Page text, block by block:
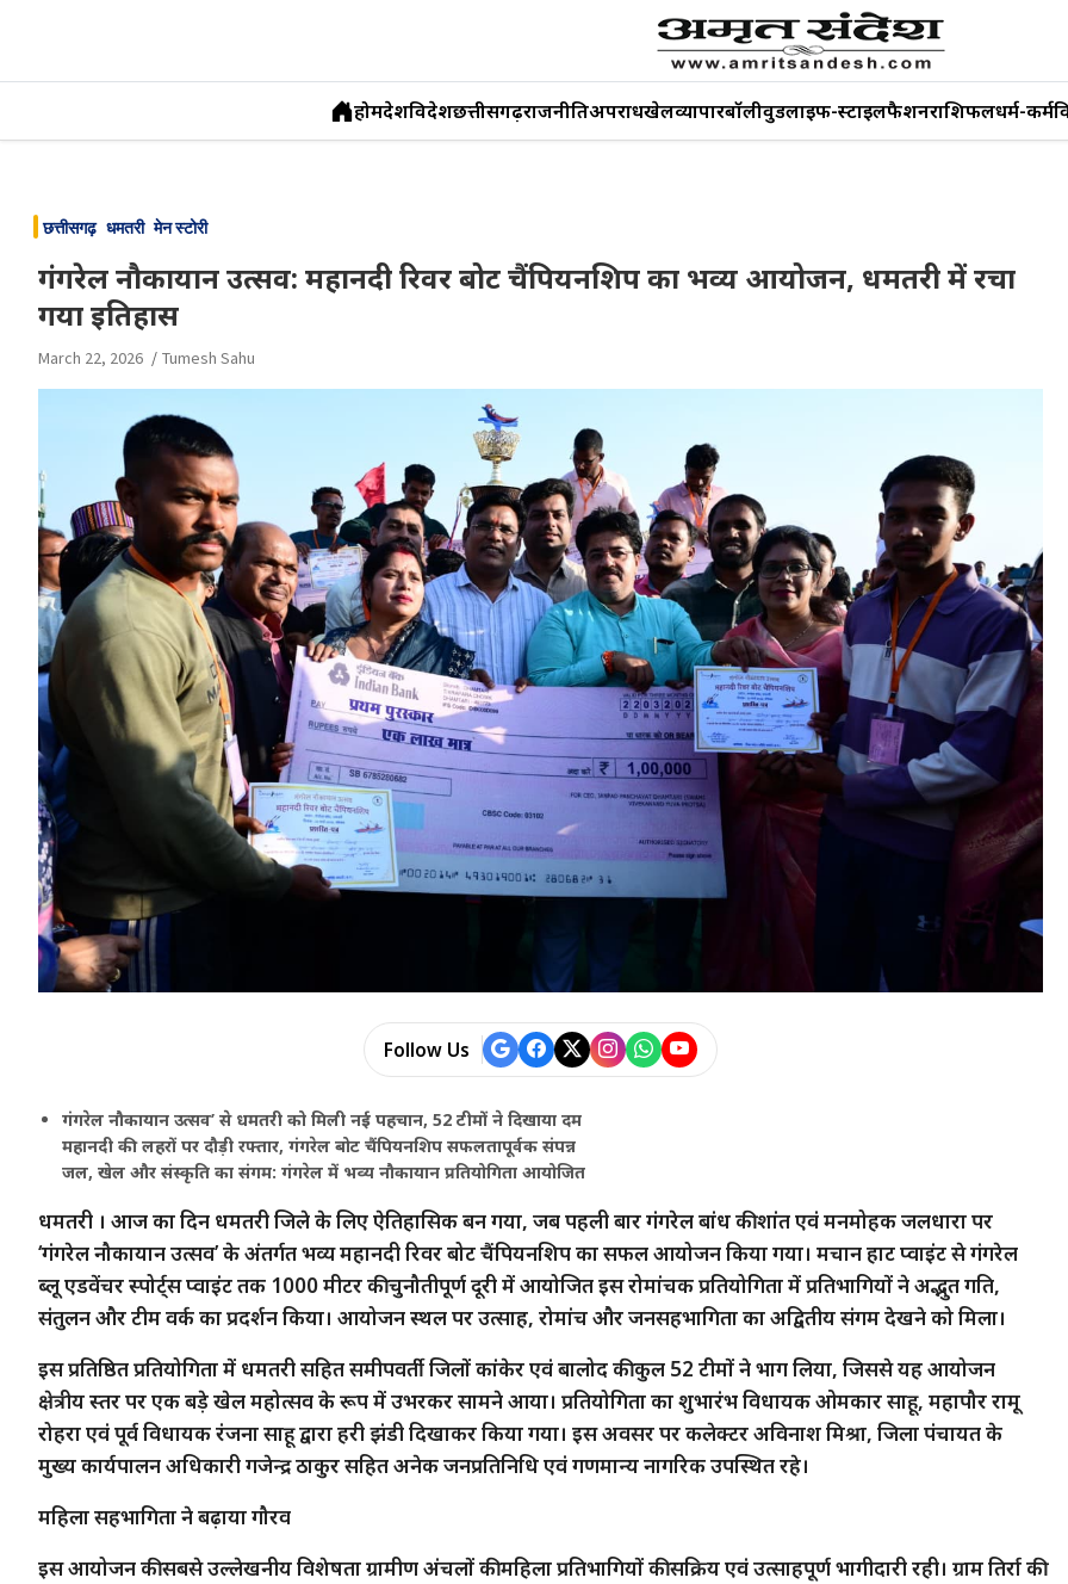
content
होमदेशविदेशछत्तीसगढ़राजनीतिअपराधखेलव्यापारबॉलीवुडलाइफ-स्टाइलफैशनराशिफलधर्म-कर्म
छत्तीसगढ़ धमतरी मेन स्टोरी
गंगरेल नौकायान उत्सव: महानदी रिवर बोट चैंपियनशिप का भव्य आयोजन, धमतरी में रचा
गया इतिहास
March 22, 2026 Tumesh Sahu
Follow Us
गंगरेल नौकायान उत्सव’ से धमतरी को मिली नई पहचान, 52 टीमों ने दिखाया दम
महानदी की लहरों पर दौड़ी रफ्तार, गंगरेल बोट चैंपियनशिप सफलतापूर्वक संपन्न
जल, खेल और संस्कृति का संगम: गंगरेल में भव्य नौकायान प्रतियोगिता आयोजित
धमतरी । आज का दिन धमतरी जिले के लिए ऐतिहासिक बन गया, जब पहली बार गंगरेल बांध की शांत एवं मनमोहक जलधारा पर
‘गंगरेल नौकायान उत्सव’ के अंतर्गत भव्य महानदी रिवर बोट चैंपियनशिप का सफल आयोजन किया गया। मचान हाट प्वाइंट से गंगरेल
ब्लू एडवेंचर स्पोर्ट्स प्वाइंट तक 1000 मीटर की चुनौतीपूर्ण दूरी में आयोजित इस रोमांचक प्रतियोगिता में प्रतिभागियों ने अद्भुत गति,
संतुलन और टीम वर्क का प्रदर्शन किया। आयोजन स्थल पर उत्साह, रोमांच और जनसहभागिता का अद्वितीय संगम देखने को मिला।
इस प्रतिष्ठित प्रतियोगिता में धमतरी सहित समीपवर्ती जिलों कांकेर एवं बालोद की कुल 52 टीमों ने भाग लिया, जिससे यह आयोजन
क्षेत्रीय स्तर पर एक बड़े खेल महोत्सव के रूप में उभरकर सामने आया। प्रतियोगिता का शुभारंभ विधायक ओमकार साहू, महापौर रामू
रोहरा एवं पूर्व विधायक रंजना साहू द्वारा हरी झंडी दिखाकर किया गया। इस अवसर पर कलेक्टर अविनाश मिश्रा, जिला पंचायत के
मुख्य कार्यपालन अधिकारी गजेन्द्र ठाकुर सहित अनेक जनप्रतिनिधि एवं गणमान्य नागरिक उपस्थित रहे।
महिला सहभागिता ने बढ़ाया गौरव
इस आयोजन की सबसे उल्लेखनीय विशेषता ग्रामीण अंचलों की महिला प्रतिभागियों की सक्रिय एवं उत्साहपूर्ण भागीदारी रही। ग्राम तिर्रा की